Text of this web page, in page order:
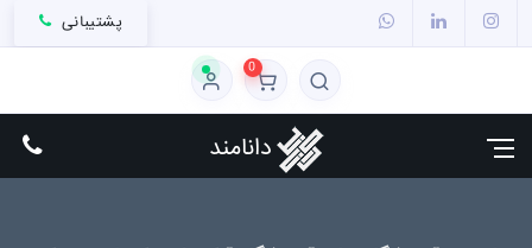
پشتیبانی
0
دانامند